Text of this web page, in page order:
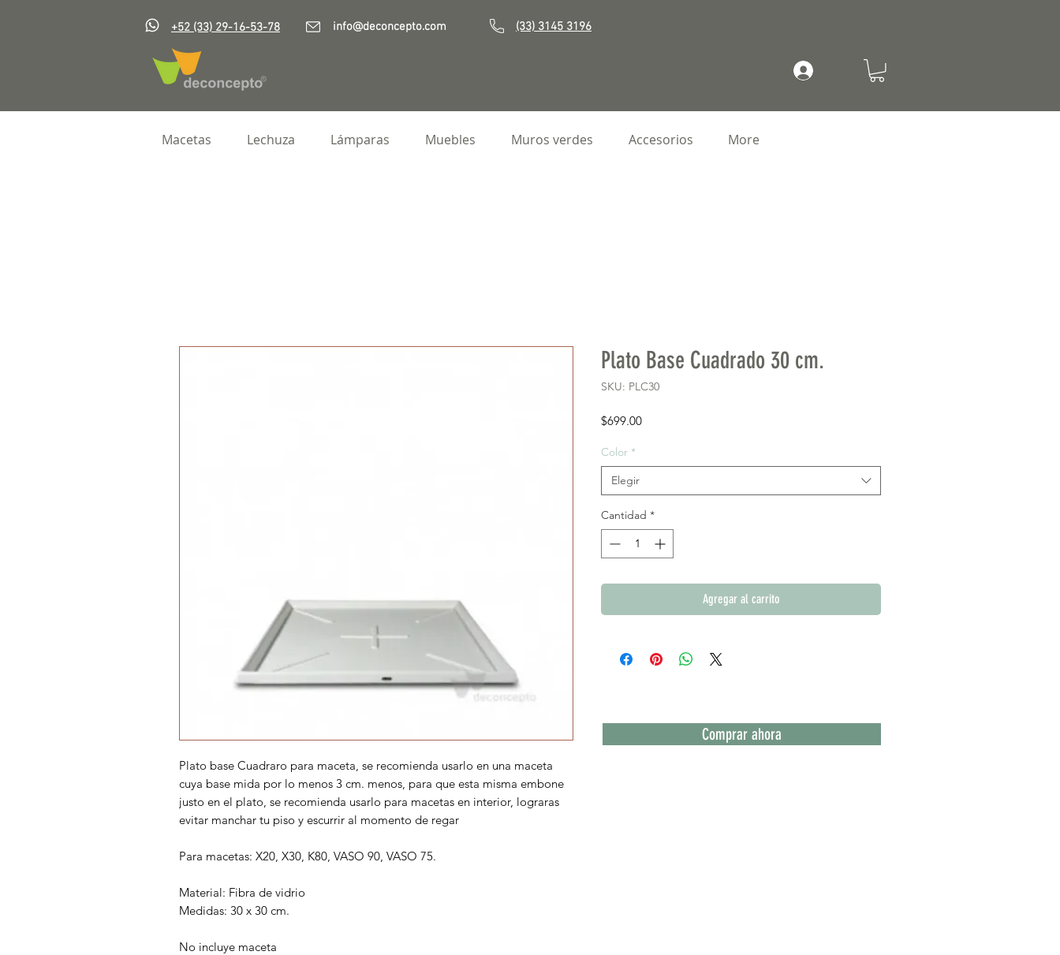
+52 (33) 29-16-53-78 info@deconcepto.com (33) 3145 3196
Mi cuenta
Macetas Lechuza Lámparas Muebles Muros verdes Accesorios More
Plato base Cuadraro para maceta, se recomienda usarlo en una maceta
cuya base mida por lo menos 3 cm. menos, para que esta misma embone
justo en el plato, se recomienda usarlo para macetas en interior, lograras
evitar manchar tu piso y escurrir al momento de regar
Para macetas: X20, X30, K80, VASO 90, VASO 75.
Material: Fibra de vidrio
Medidas: 30 x 30 cm.
No incluye maceta
Plato Base Cuadrado 30 cm.
SKU: PLC30
$699.00Precio
Color *
Elegir
Cantidad *
Agregar al carrito
Comprar ahora